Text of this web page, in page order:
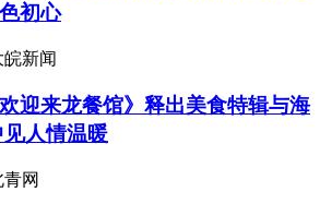
初心
新闻
迎来龙餐馆》释出美食特辑与海
人情温暖
网